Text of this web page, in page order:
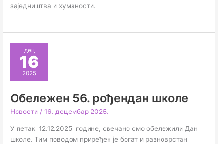
заједништва и хуманости.
дец
16
2025
Обележен 56. рођендан школе
Новости /16. децембар 2025.
У петак, 12.12.2025. године, свечано смо обележили Дан
школе. Тим поводом приређен је богат и разноврстан